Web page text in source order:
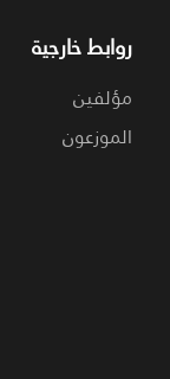
روابط خارجية
مؤلفين
الموزعون